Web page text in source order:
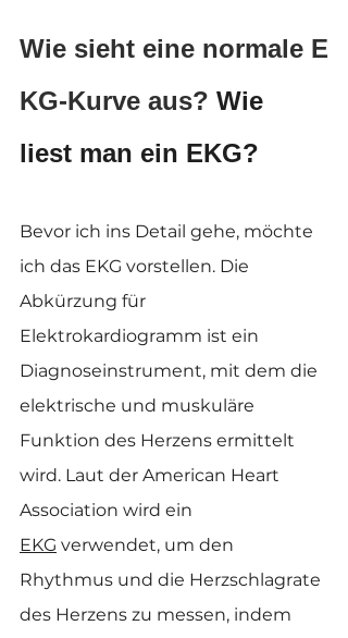
Wie sieht eine normale E
KG-Kurve aus? Wie
liest man ein EKG?
Bevor ich ins Detail gehe, möchte
ich das EKG vorstellen. Die
Abkürzung für
Elektrokardiogramm ist ein
Diagnoseinstrument, mit dem die
elektrische und muskuläre
Funktion des Herzens ermittelt
wird. Laut der American Heart
Association wird ein
EKG verwendet, um den
Rhythmus und die Herzschlagrate
des Herzens zu messen, indem